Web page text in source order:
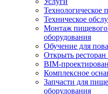
Технологическое
Техническое
Монтаж пищевого
оборудования
Обучение для
Открыть
BIM-
Комплексное
Запчасти для
оборудования